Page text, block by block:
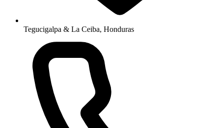
Tegucigalpa & La Ceiba, Honduras